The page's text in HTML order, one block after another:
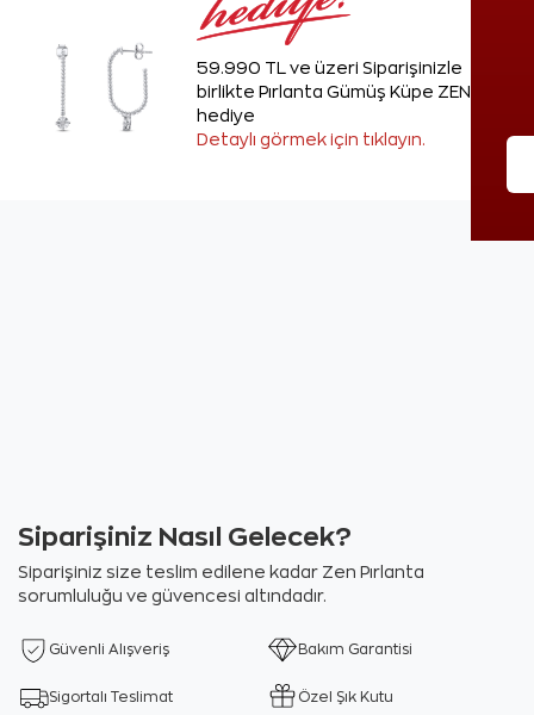
59.990 TL ve üzeri Siparişinizle
birlikte Pırlanta Gümüş Küpe ZEN'den
hediye
Detaylı görmek için tıklayın.
Siparişiniz Nasıl Gelecek?
Siparişiniz size teslim edilene kadar Zen Pırlanta
sorumluluğu ve güvencesi altındadır.
Güvenli Alışveriş Bakım Garantisi
Sigortalı Teslimat Özel Şık Kutu